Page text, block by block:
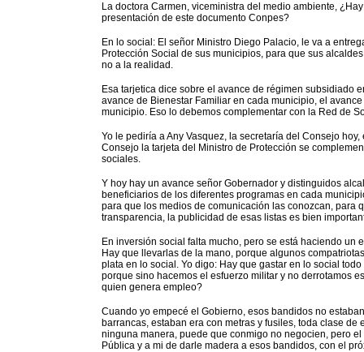
La doctora Carmen, viceministra del medio ambiente,
presentación de este documento Conpes?
En lo social: El señor Ministro Diego Palacio, le va a
Protección Social de sus municipios, para que sus
no a la realidad.
Esa tarjetica dice sobre el avance de régimen subsidiado
avance de Bienestar Familiar en cada municipio, el
municipio. Eso lo debemos complementar con la Red de
Yo le pediría a Any Vasquez, la secretaría del Consejo
Consejo la tarjeta del Ministro de Protección se
sociales.
Y hoy hay un avance señor Gobernador y distinguidos
beneficiarios de los diferentes programas en cada
para que los medios de comunicación las conozcan, para
transparencia, la publicidad de esas listas es bien
En inversión social falta mucho, pero se está haciendo
Hay que llevarlas de la mano, porque algunos
plata en lo social. Yo digo: Hay que gastar en lo social
porque sino hacemos el esfuerzo militar y no derrotamos
quien genera empleo?
Cuando yo empecé el Gobierno, esos bandidos no
barrancas, estaban era con metras y fusiles, toda clase
ninguna manera, puede que conmigo no negocien, pero
Pública y a mi de darle madera a esos bandidos, con el